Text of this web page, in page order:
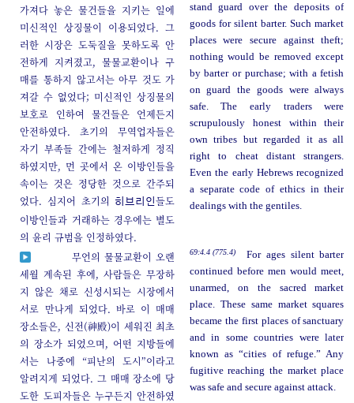
가져다 놓은 물건들을 지키는 일에
미신적인 상징물이 이용되었다. 그
러한 시장은 도둑질을 못하도록 안
전하게 지켜졌고, 물물교환이나 구
매를 통하지 않고서는 아무 것도 가
져갈 수 없었다; 미신적인 상징물의
보호로 인하여 물건들은 언제든지
안전하였다. 초기의 무역업자들은
자기 부족들 간에는 철저하게 정직
하였지만, 먼 곳에서 온 이방인들을
속이는 것은 정당한 것으로 간주되
었다. 심지어 초기의
히브리인들도
이방인들과 거래하는 경우에는 별도
의 윤리 규범을 인정하였다.
stand guard over the deposits of
goods for silent barter. Such market
places were secure against theft;
nothing would be removed except
by barter or purchase; with a fetish
on guard the goods were always
safe. The early traders were
scrupulously honest within their
own tribes but regarded it as all
right to cheat distant strangers.
Even the early Hebrews recognized
a separate code of ethics in their
dealings with the gentiles.
무언의 물물교환이 오랜
세월 계속된 후에, 사람들은 무장하
지 않은 채로 신성시되는 시장에서
서로 만나게 되었다. 바로 이 매매
장소들은, 신전(神殿)이 세워진 최초
의 장소가 되었으며, 어떤 지방들에
서는 나중에 “피난의 도시”이라고
알려지게 되었다. 그 매매 장소에 당
도한 도피자들은 누구든지 안전하였
69:4.4 (775.4)
For ages silent barter
continued before men would meet,
unarmed, on the sacred market
place. These same market squares
became the first places of sanctuary
and in some countries were later
known as “cities of refuge.” Any
fugitive reaching the market place
was safe and secure against attack.